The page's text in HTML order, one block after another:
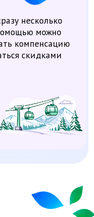
получения
Больше
билеты
—нужна только
«пластике»,
карту
и дальше
способом.